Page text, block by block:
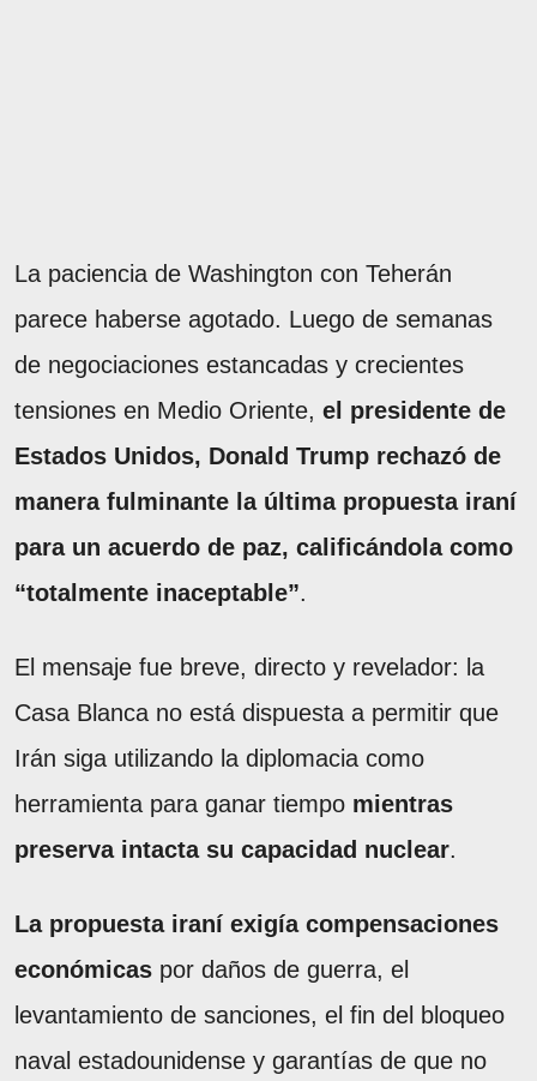
La paciencia de Washington con Teherán
parece haberse agotado. Luego de semanas
de negociaciones estancadas y crecientes
tensiones en Medio Oriente, el presidente de
Estados Unidos, Donald Trump rechazó de
manera fulminante la última propuesta iraní
para un acuerdo de paz, calificándola como
“totalmente inaceptable”.
El mensaje fue breve, directo y revelador: la
Casa Blanca no está dispuesta a permitir que
Irán siga utilizando la diplomacia como
herramienta para ganar tiempo mientras
preserva intacta su capacidad nuclear.
La propuesta iraní exigía compensaciones
económicas por daños de guerra, el
levantamiento de sanciones, el fin del bloqueo
naval estadounidense y garantías de que no